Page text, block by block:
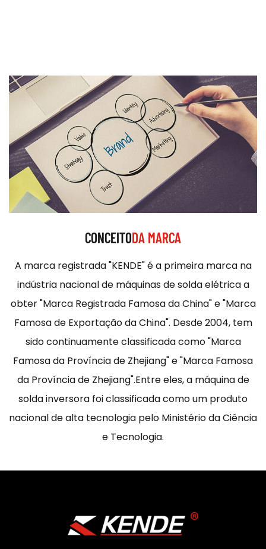
CONCEITODA MARCA
A marca registrada "KENDE" é a primeira marca na
indústria nacional de máquinas de solda elétrica a
obter "Marca Registrada Famosa da China" e "Marca
Famosa de Exportação da China". Desde 2004, tem
sido continuamente classificada como "Marca
Famosa da Província de Zhejiang" e "Marca Famosa
da Província de Zhejiang".Entre eles, a máquina de
solda inversora foi classificada como um produto
nacional de alta tecnologia pelo Ministério da Ciência
e Tecnologia.